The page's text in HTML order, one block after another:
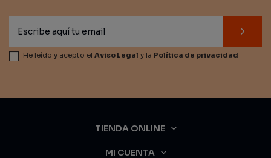
He leído y acepto el Aviso Legal y la Política de privacidad
TIENDA ONLINE
MI CUENTA